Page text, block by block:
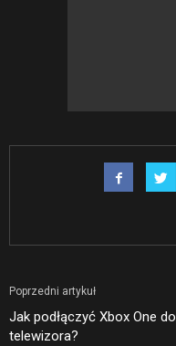
Poprzedni artykuł
Jak podłączyć Xbox One do
telewizora?